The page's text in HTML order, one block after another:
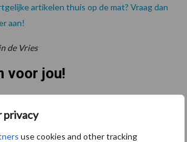
privacy
use cookies and other tracking
artikelen thuis op de mat? Vraag dan
aan!
de Vries
voor jou!
Grondstoffenmarkt blijft
grillig: droogte en
geopolitiek houden handel